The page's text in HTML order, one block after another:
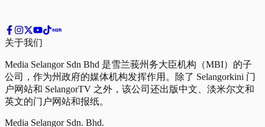
关于我们
Media Selangor Sdn Bhd 是雪兰莪州务大臣机构（MBI）的子
公司，作为州政府的媒体机构发挥作用。除了 Selangorkini 门
户网站和 SelangorTV 之外，该公司还出版中文、淡米尔文和
英文的门户网站和报纸。
Media Selangor Sdn. Bhd.